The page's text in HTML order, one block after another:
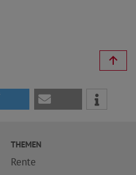
THEMEN
Rente